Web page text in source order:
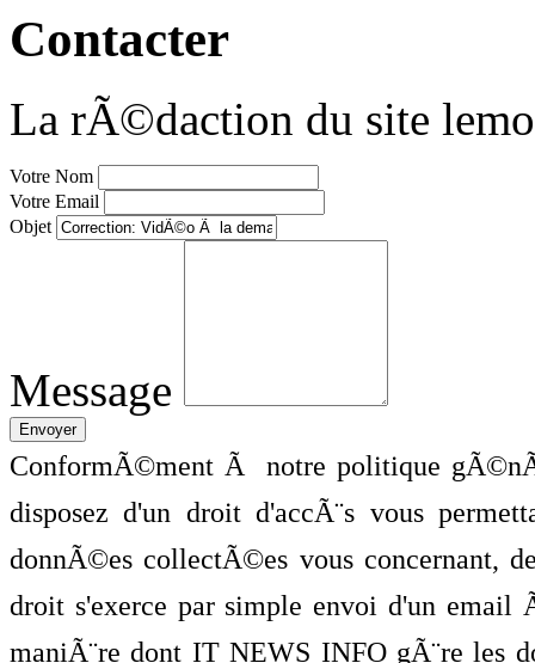
Contacter
La rÃ©daction du site
Votre Nom
Votre Email
Objet
Message
ConformÃ©ment Ã notre politique
disposez d'un droit d'accÃ¨s vous
donnÃ©es collectÃ©es vous concernant,
droit s'exerce par simple envoi d'un
maniÃ¨re dont IT NEWS INFO gÃ¨re les